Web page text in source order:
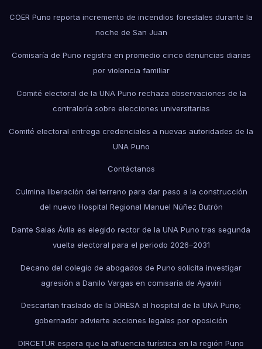
COER Puno reporta incremento de incendios forestales durante la
noche de San Juan
Comisaría de Puno registra en promedio cinco denuncias diarias
por violencia familiar
Comité electoral de la UNA Puno rechaza observaciones de la
contraloría sobre elecciones universitarias
Comité electoral entrega credenciales a nuevas autoridades de la
UNA Puno
Contáctanos
Culmina liberación del terreno para dar paso a la construcción
del nuevo Hospital Regional Manuel Núñez Butrón
Dante Salas Ávila es elegido rector de la UNA Puno tras segunda
vuelta electoral para el periodo 2026–2031
Decano del colegio de abogados de Puno solicita investigar
agresión a Danilo Vargas en comisaría de Ayaviri
Descartan traslado de la DIRESA al hospital de la UNA Puno;
gobernador advierte acciones legales por oposición
DIRCETUR espera que la afluencia turística en la región Puno